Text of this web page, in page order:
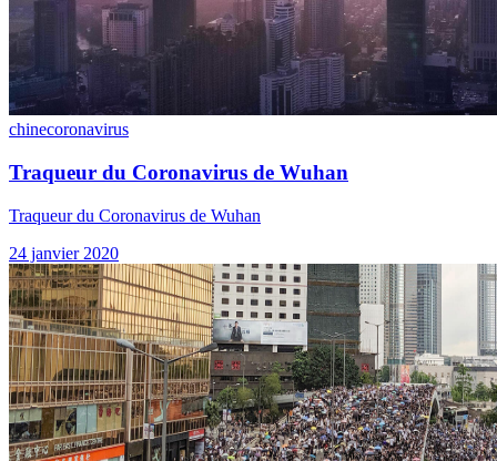
chinecoronavirus
Traqueur du Coronavirus de Wuhan
Traqueur du Coronavirus de Wuhan
24 janvier 2020